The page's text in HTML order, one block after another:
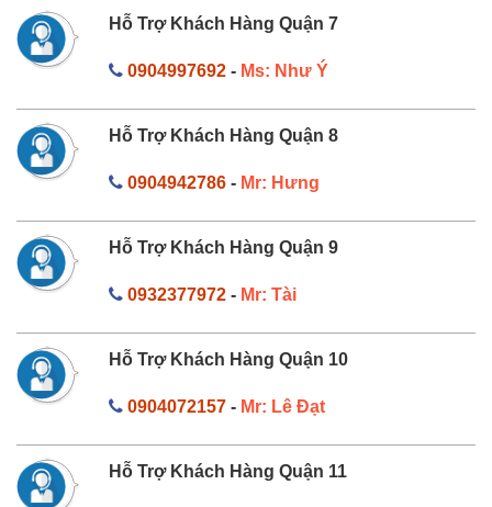
Hỗ Trợ Khách Hàng Quận 7
0904997692- Ms: Như Ý
Hỗ Trợ Khách Hàng Quận 8
0904942786- Mr: Hưng
Hỗ Trợ Khách Hàng Quận 9
0932377972- Mr: Tài
Hỗ Trợ Khách Hàng Quận 10
0904072157- Mr: Lê Đạt
Hỗ Trợ Khách Hàng Quận 11